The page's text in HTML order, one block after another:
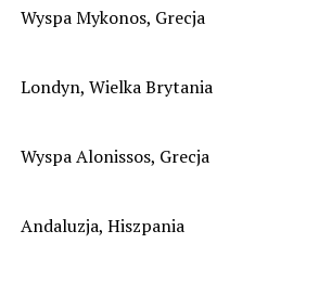
Wyspa Mykonos, Grecja
Londyn, Wielka Brytania
Wyspa Alonissos, Grecja
Andaluzja, Hiszpania